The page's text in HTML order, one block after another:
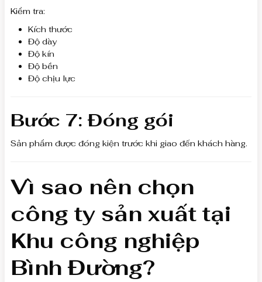
Kiểm tra:
Kích thước
Độ dày
Độ kín
Độ bền
Độ chịu lực
Bước 7: Đóng gói
Sản phẩm được đóng kiện trước khi giao đến khách hàng.
Vì sao nên chọn
công ty sản xuất tại
Khu công nghiệp
Bình Đường?